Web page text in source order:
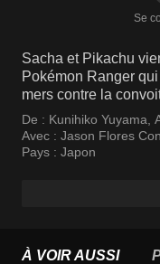
Se
Sacha et Pikachu
Pokémon Ranger
mers contre la
De : Kunihiko Yuyama
Avec : Jason Flores
Rachael Lillis
Pays : Japon
À VOIR AUSSI